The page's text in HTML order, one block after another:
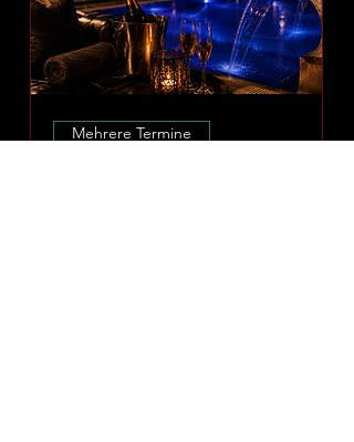
Mehrere Termine